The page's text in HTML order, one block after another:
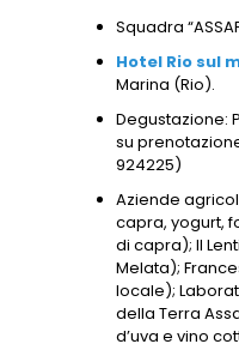
Squadra
Hotel Rio sul
Marina (Rio).
Degustazione:
su
924225)
Aziende
capra, yogurt,
di capra); Il
Melata);
locale);
della Terra
d’uva e vino